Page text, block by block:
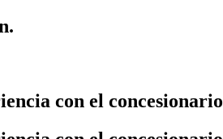
con el concesionario